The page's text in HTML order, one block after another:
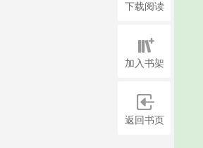
下载阅读
加入书架
返回书页